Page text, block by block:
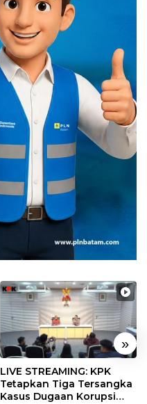
»
LIVE STREAMING: KPK
Tetapkan Tiga Tersangka
Kasus Dugaan Korupsi